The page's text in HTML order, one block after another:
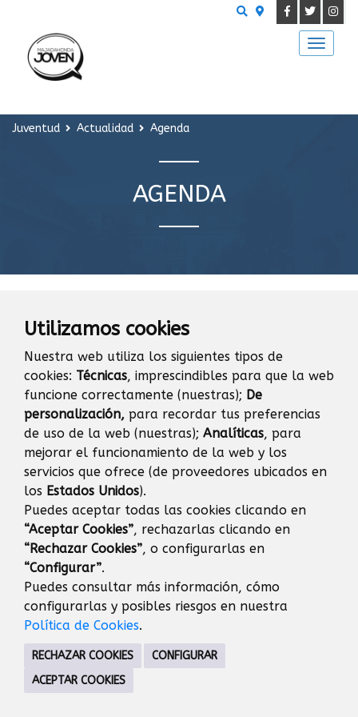
Utilizamos cookies
Nuestra web utiliza los siguientes tipos de
cookies: Técnicas, imprescindibles para que la web
funcione correctamente (nuestras); De
personalización, para recordar tus preferencias
de uso de la web (nuestras); Analíticas, para
mejorar el funcionamiento de la web y los
servicios que ofrece (de proveedores ubicados en
los Estados Unidos).
Puedes aceptar todas las cookies clicando en
“Aceptar Cookies”, rechazarlas clicando en
“Rechazar Cookies”, o configurarlas en
“Configurar”.
Puedes consultar más información, cómo
configurarlas y posibles riesgos en nuestra
Política de Cookies.
RECHAZAR COOKIES
CONFIGURAR
ACEPTAR COOKIES
Juventud Actualidad Agenda
AGENDA
AGENDA
Eventos Día Semana Mes Año
Anterior jueves15octubre Siguiente
JUVENTUD
C/ Dr. Calero, 37 28221 Majadahonda Madrid
91 634 91 20
CONTACTO
MAPA WEB
AVISO LEGAL
PROTECCIÓN DE DATOS